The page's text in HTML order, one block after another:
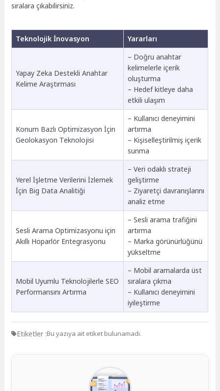
sıralara çıkabilirsiniz.
Teknolojik İnovasyon Yararları
Yapay Zeka Destekli Anahtar
Kelime Araştırması
– Doğru anahtar
kelimelerle içerik
oluşturma
– Hedef kitleye daha
etkili ulaşım
Konum Bazlı Optimizasyon İçin
Geolokasyon Teknolojisi
– Kullanıcı deneyimini
artırma
– Kişiselleştirilmiş içerik
sunma
Yerel İşletme Verilerini İzlemek
İçin Big Data Analitiği
– Veri odaklı strateji
geliştirme
– Ziyaretçi davranışlarını
analiz etme
Sesli Arama Optimizasyonu için
Akıllı Hoparlör Entegrasyonu
– Sesli arama trafiğini
artırma
– Marka görünürlüğünü
yükseltme
Mobil Uyumlu Teknolojilerle SEO
Performansını Artırma
– Mobil aramalarda üst
sıralara çıkma
– Kullanıcı deneyimini
iyileştirme
Etiketler :Bu yazıya ait etiket bulunamadı.